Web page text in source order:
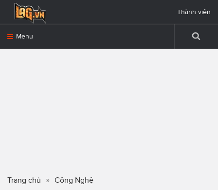
Menu
Thành viên
Trang chủ Công Nghệ